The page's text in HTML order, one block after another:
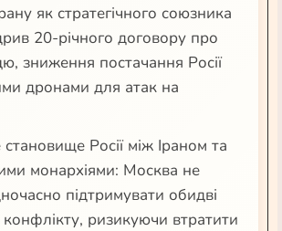
як стратегічного союзника
20-річного договору про
зниження постачання Росії
дронами для атак на
Росії між Іраном та
монархіями: Москва не
підтримувати обидві
ризикуючи втратити